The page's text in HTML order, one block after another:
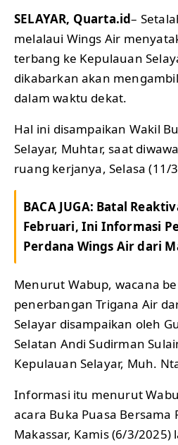
SELAYAR, Quarta.id–
melalaui Wings Air
terbang ke Kepulauan
dikabarkan akan
dalam waktu dekat.
Hal ini disampaikan Wakil
Selayar, Muhtar, saat
ruang kerjanya, Selasa (11/
BACA JUGA: Batal
Februari, Ini Informasi
Perdana Wings Air dari
Menurut Wabup, wacana
penerbangan Trigana Air
Selayar disampaikan oleh
Selatan Andi Sudirman
Kepulauan Selayar, Muh.
Informasi itu menurut
acara Buka Puasa Bersama
Makassar, Kamis (6/3/